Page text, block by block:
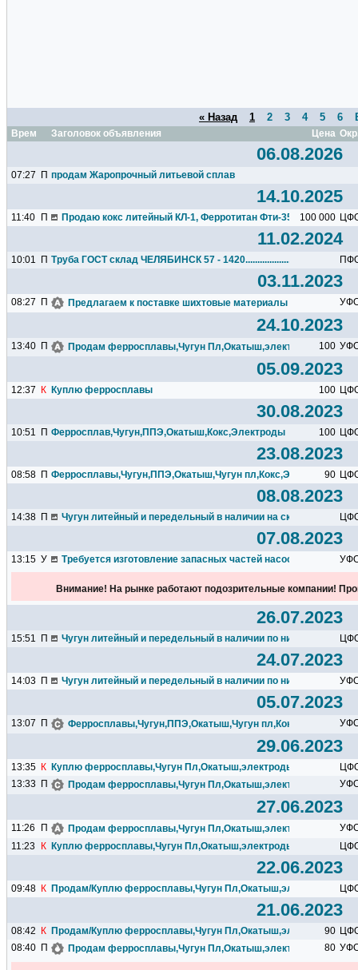
« Назад 1 2 3 4 5 6
Время Заголовок объявления Цена
06.08.2026
07:27 П продам Жаропрочный литьевой сплав
14.10.2025
11:40 П Продаю кокс литейный КЛ-1, Ферротитан Фти- 100 000
11.02.2024
10:01 П Труба ГОСТ склад ЧЕЛЯБИНСК 57 - 1420...................
03.11.2023
08:27 П Предлагаем к поставке шихтовые материалы для вашего...
24.10.2023
13:40 П Продам ферросплавы,Чугун Пл,Окатыш,электроды,Кокс
100
05.09.2023
12:37 К Куплю ферросплавы 100
30.08.2023
10:51 П Ферросплав,Чугун,ППЭ,Окатыш,Кокс,Электроды 100
23.08.2023
08:58 П Ферросплавы,Чугун,ППЭ,Окатыш,Чугун пл,Кокс,Электроды...
90
08.08.2023
14:38 П Чугун литейный и передельный в наличии на складе в г. Тула
07.08.2023
13:15 У Требуется изготовление запасных частей насосного
Внимание! На рынке работают подозрительные компании!
26.07.2023
15:51 П Чугун литейный и передельный в наличии по низкой цене на
24.07.2023
14:03 П Чугун литейный и передельный в наличии по низкой цене на
05.07.2023
13:07 П Ферросплавы,Чугун,ППЭ,Окатыш,Чугун
29.06.2023
13:35 К Куплю ферросплавы,Чугун Пл,Окатыш,электроды,Кокс
13:33
П Продам ферросплавы,Чугун Пл,Окатыш,электроды,Кокс
27.06.2023
11:26 П Продам ферросплавы,Чугун Пл,Окатыш,электроды,Кокс
11:23
К Куплю ферросплавы,Чугун Пл,Окатыш,электроды,Кокс
22.06.2023
09:48 К Продам/Куплю ферросплавы,Чугун Пл,Окатыш,электроды,Кокс
21.06.2023
08:42 К Продам/Куплю ферросплавы,Чугун Пл,Окатыш,электроды,Кокс
90
08:40 П Продам ферросплавы,Чугун Пл,Окатыш,электроды,Кокс
80